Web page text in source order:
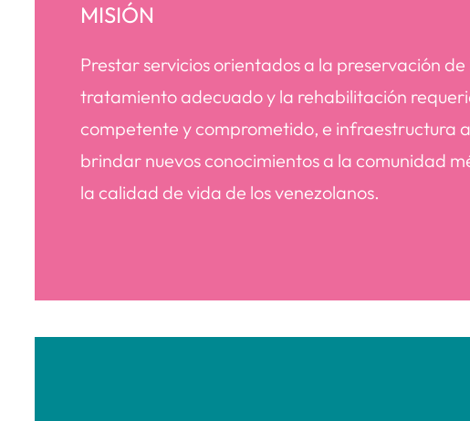
MISIÓN
Prestar servicios orientados a la preservación
tratamiento adecuado y la rehabilitación
competente y comprometido, e infraestructura
brindar nuevos conocimientos a la comunidad
la calidad de vida de los venezolanos.